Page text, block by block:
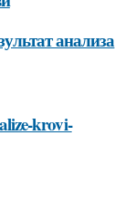
анализа
krovi-